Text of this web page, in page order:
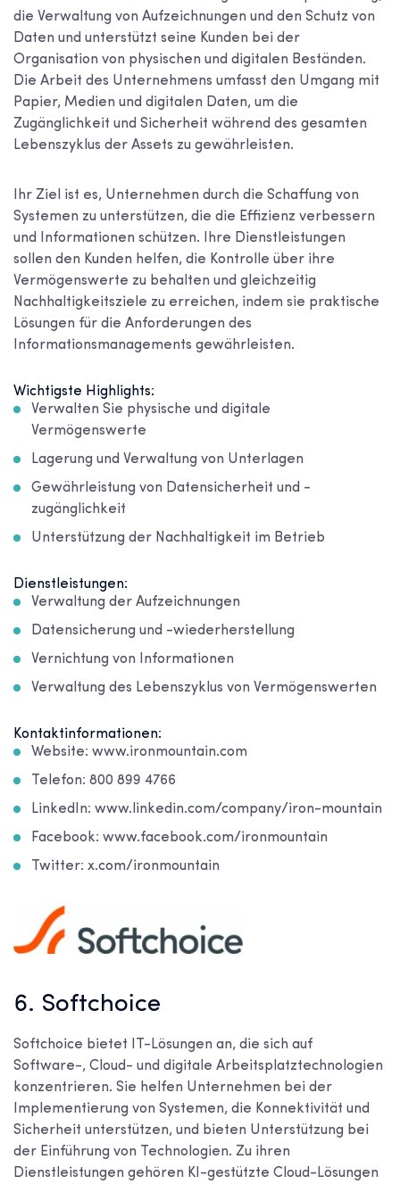
die Verwaltung von Aufzeichnungen und den Schutz von
Daten und unterstützt seine Kunden bei der
Organisation von physischen und digitalen Beständen.
Die Arbeit des Unternehmens umfasst den Umgang mit
Papier, Medien und digitalen Daten, um die
Zugänglichkeit und Sicherheit während des gesamten
Lebenszyklus der Assets zu gewährleisten.
Ihr Ziel ist es, Unternehmen durch die Schaffung von
Systemen zu unterstützen, die die Effizienz verbessern
und Informationen schützen. Ihre Dienstleistungen
sollen den Kunden helfen, die Kontrolle über ihre
Vermögenswerte zu behalten und gleichzeitig
Nachhaltigkeitsziele zu erreichen, indem sie praktische
Lösungen für die Anforderungen des
Informationsmanagements gewährleisten.
Wichtigste Highlights:
Verwalten Sie physische und digitale
Vermögenswerte
Lagerung und Verwaltung von Unterlagen
Gewährleistung von Datensicherheit und -
zugänglichkeit
Unterstützung der Nachhaltigkeit im Betrieb
Dienstleistungen:
Verwaltung der Aufzeichnungen
Datensicherung und -wiederherstellung
Vernichtung von Informationen
Verwaltung des Lebenszyklus von Vermögenswerten
Kontaktinformationen:
Website: www.ironmountain.com
Telefon: 800 899 4766
LinkedIn: www.linkedin.com/company/iron-mountain
Facebook: www.facebook.com/ironmountain
Twitter: x.com/ironmountain
6. Softchoice
Softchoice bietet IT-Lösungen an, die sich auf
Software-, Cloud- und digitale Arbeitsplatztechnologien
konzentrieren. Sie helfen Unternehmen bei der
Implementierung von Systemen, die Konnektivität und
Sicherheit unterstützen, und bieten Unterstützung bei
der Einführung von Technologien. Zu ihren
Dienstleistungen gehören KI-gestützte Cloud-Lösungen